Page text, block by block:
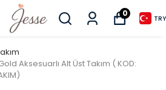
0
TRY
Aksesuarlı Alt Üst Takım ( KOD: